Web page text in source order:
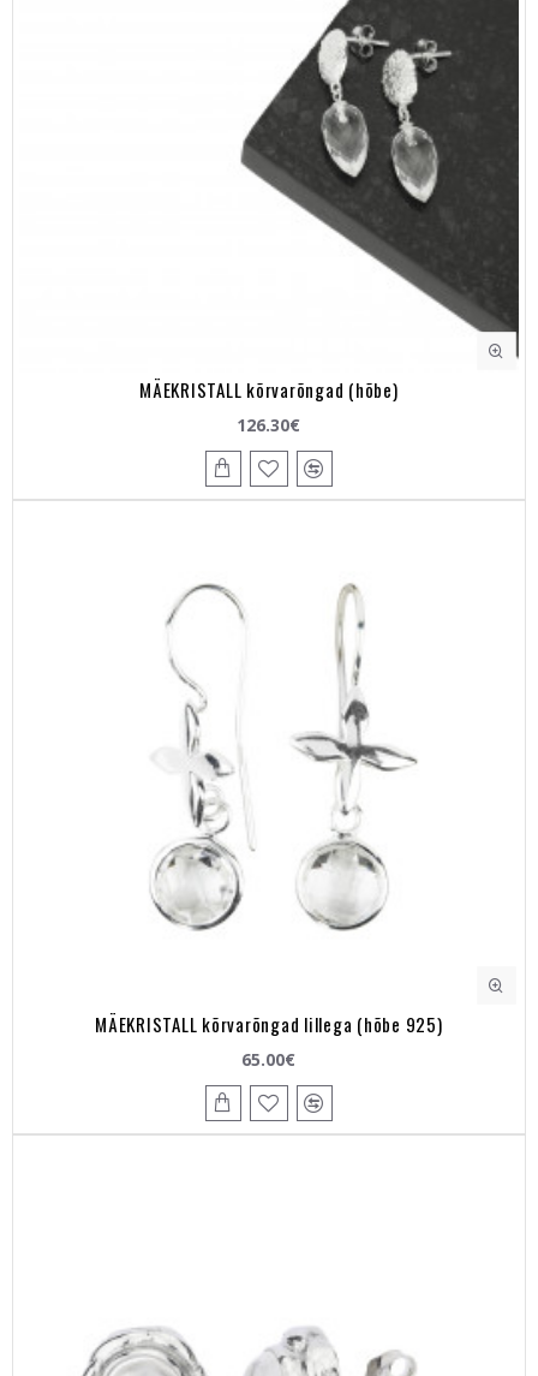
MÄEKRISTALL kõrvarõngad (hõbe)
126.30€
MÄEKRISTALL kõrvarõngad lillega (hõbe 925)
65.00€